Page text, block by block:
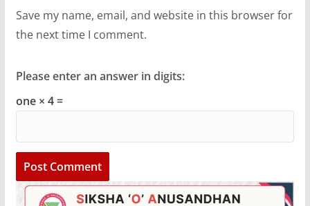
Save my name, email, and website in this browser for
the next time I comment.
Please enter an answer in digits:
one × 4 =